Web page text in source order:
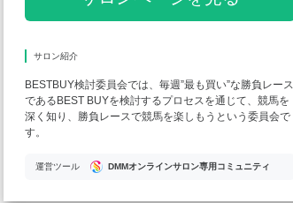
サロン紹介
BESTBUY検討委員会では、毎週”最も買い”な勝負レース
であるBEST BUYを検討するプロセスを通じて、競馬を
深く知り、勝負レースで競馬を楽しもうという委員会で
す。
運営ツール DMMオンラインサロン専用コミュニティ